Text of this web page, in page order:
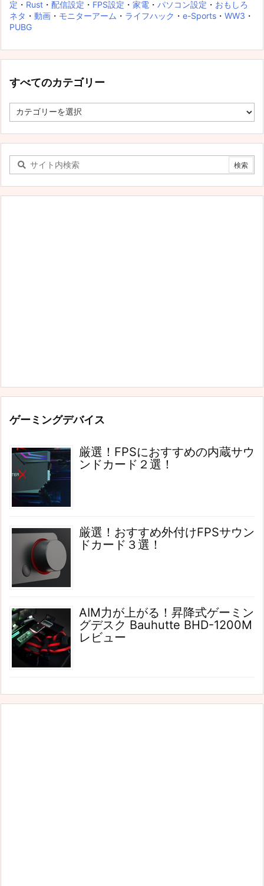
定 ・ Rust ・ 配信設定 ・ FPS設定 ・ 家電 ・ パソコン設定 ・ おもしろ
ネタ ・ 動画 ・ モニターアーム ・ ライフハック ・ e-Sports ・ WW3 ・
PUBG
すべてのカテゴリー
べ
の
ゴ
リ
ー
ゲーミングデバイス
厳選！FPSにおすすめの内蔵サウ
ンドカード２選！
厳選！おすすめ外付けFPSサウン
ドカード３選！
AIM力が上がる！昇降式ゲーミン
グデスク Bauhutte BHD-1200M
レビュー